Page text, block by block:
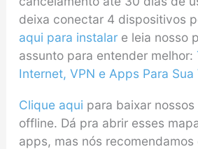
deixa conectar 4 dispositivos
aqui para instalare leia nosso
assunto para entender melhor:
Internet, VPN e Apps Para Sua
Clique aqui para baixar
offline. Dá pra abrir esses
apps, mas nós